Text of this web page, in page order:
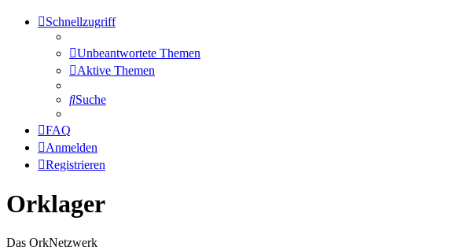
Schnellzugriff
Unbeantwortete Themen
Aktive Themen
Suche
FAQ
Anmelden
Registrieren
Orklager
Das OrkNetzwerk